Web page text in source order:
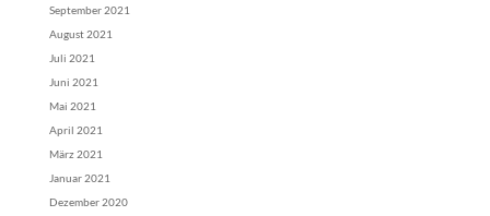
September 2021
August 2021
Juli 2021
Juni 2021
Mai 2021
April 2021
März 2021
Januar 2021
Dezember 2020